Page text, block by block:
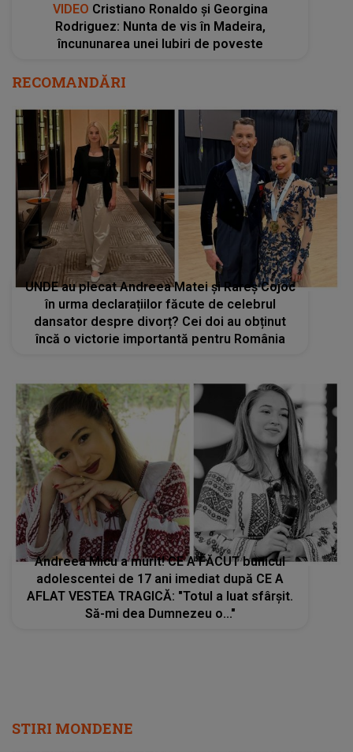
VIDEO Cristiano Ronaldo și Georgina
Rodriguez: Nunta de vis în Madeira,
încununarea unei Iubiri de poveste
RECOMANDĂRI
UNDE au plecat Andreea Matei și Rareș Cojoc
în urma declarațiilor făcute de celebrul
dansator despre divorț? Cei doi au obținut
încă o victorie importantă pentru România
Andreea Micu a murit! CE A FĂCUT bunicul
adolescentei de 17 ani imediat după CE A
AFLAT VESTEA TRAGICĂ: "Totul a luat sfârșit.
Să-mi dea Dumnezeu o..."
STIRI MONDENE